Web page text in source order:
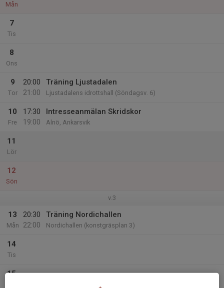
Mån
7
Tis
8
Ons
9
Tor
20:00
21:00
Träning Ljustadalen
Ljustadalens idrottshall (Söndagsv. 6)
10
Fre
17:30
19:00
Intresseanmälan Skridskor
Alnö, Ankarsvik
11
Lör
12
Sön
v.3
13
Mån
20:30
22:00
Träning Nordichallen
Nordichallen (konstgräsplan 3)
14
Tis
15